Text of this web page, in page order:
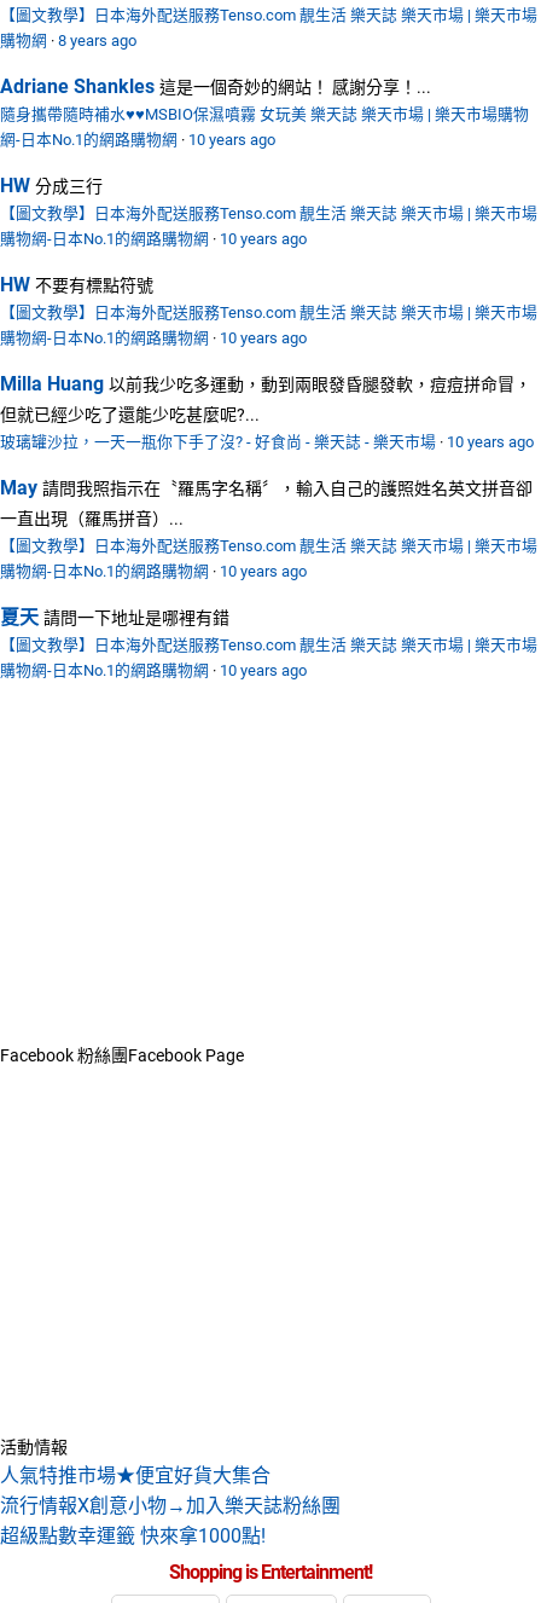
【圖文教學】日本海外配送服務Tenso.com 靚生活 樂天誌 樂天市場 | 樂天市場
購物網 · 8 years ago
Adriane Shankles 這是一個奇妙的網站！ 感謝分享！...
隨身攜帶隨時補水♥♥MSBIO保濕噴霧 女玩美 樂天誌 樂天市場 | 樂天市場購物
網-日本No.1的網路購物網 · 10 years ago
HW 分成三行
【圖文教學】日本海外配送服務Tenso.com 靚生活 樂天誌 樂天市場 | 樂天市場
購物網-日本No.1的網路購物網 · 10 years ago
HW 不要有標點符號
【圖文教學】日本海外配送服務Tenso.com 靚生活 樂天誌 樂天市場 | 樂天市場
購物網-日本No.1的網路購物網 · 10 years ago
Milla Huang 以前我少吃多運動，動到兩眼發昏腿發軟，痘痘拼命冒，
但就已經少吃了還能少吃甚麼呢?...
玻璃罐沙拉，一天一瓶你下手了沒? - 好食尚 - 樂天誌 - 樂天市場 · 10 years ago
May 請問我照指示在〝羅馬字名稱〞，輸入自己的護照姓名英文拼音卻
一直出現（羅馬拼音）...
【圖文教學】日本海外配送服務Tenso.com 靚生活 樂天誌 樂天市場 | 樂天市場
購物網-日本No.1的網路購物網 · 10 years ago
夏天 請問一下地址是哪裡有錯
【圖文教學】日本海外配送服務Tenso.com 靚生活 樂天誌 樂天市場 | 樂天市場
購物網-日本No.1的網路購物網 · 10 years ago
Facebook 粉絲團Facebook Page
活動情報
人氣特推市場★便宜好貨大集合
流行情報X創意小物→加入樂天誌粉絲團
超級點數幸運籤 快來拿1000點!
Shopping is Entertainment!